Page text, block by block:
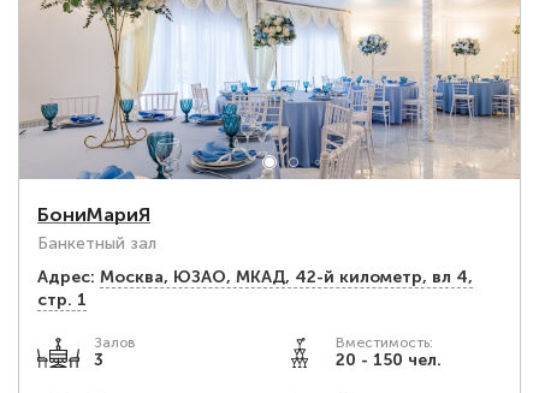
БониМариЯ
Банкетный зал
Адрес: Москва, ЮЗАО, МКАД, 42-й километр, вл 4,
стр. 1
Залов
3
Вместимость:
20 - 150 чел.